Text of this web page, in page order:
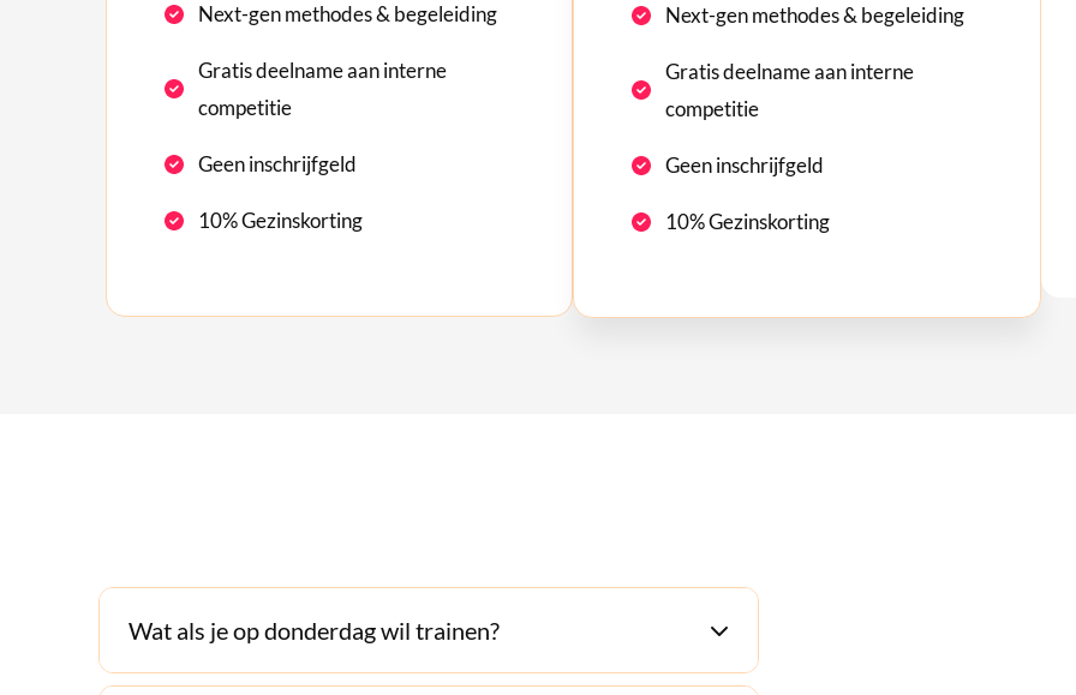
Next-gen methodes & begeleiding
Gratis deelname aan interne
competitie
Geen inschrijfgeld
10% Gezinskorting
Next-gen methodes & begeleiding
Gratis deelname aan interne
competitie
Geen inschrijfgeld
10% Gezinskorting
Wat als je op donderdag wil trainen?